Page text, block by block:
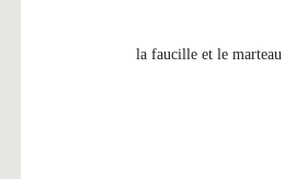
la faucille et le marteau